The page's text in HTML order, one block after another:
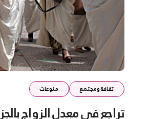
ثقافة ومجتمع منوعات
تراجع في معدل الزواج